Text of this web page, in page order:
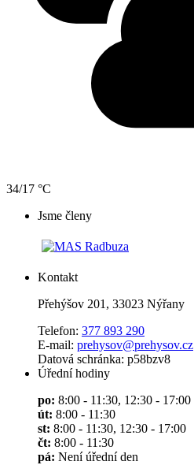
34/17 °C
Jsme členy
Kontakt
Přehýšov 201, 33023 Nýřany
Telefon: 377 893 290
E-mail: prehysov@prehysov.cz
Datová schránka: p58bzv8
Úřední hodiny
po: 8:00 - 11:30, 12:30 - 17:00
út: 8:00 - 11:30
st: 8:00 - 11:30, 12:30 - 17:00
čt: 8:00 - 11:30
pá: Není úřední den